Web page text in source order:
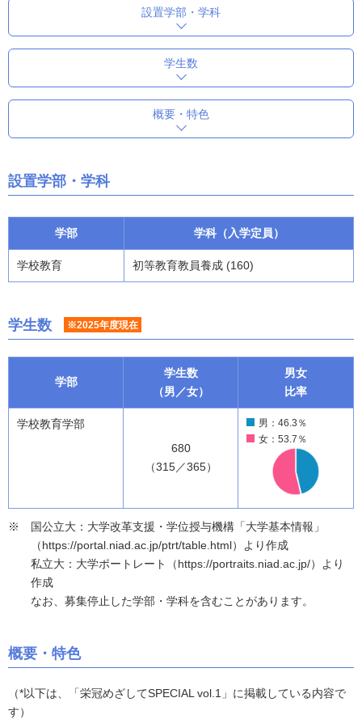
設置学部・学科
学生数
概要・特色
設置学部・学科
学部 学科（入学定員）
学校教育 初等教育教員養成 (160)
学生数 ※2025年度現在
学部
学生数
（男／女）
男女
比率
学校教育学部
680
（315／365）
男：46.3％
女：53.7％
国公立大：大学改革支援・学位授与機構「大学基本情報」
（https://portal.niad.ac.jp/ptrt/table.html）より作成
私立大：大学ポートレート（https://portraits.niad.ac.jp/）より
作成
なお、募集停止した学部・学科を含むことがあります。
概要・特色
（*以下は、「栄冠めざしてSPECIAL vol.1」に掲載している内容で
す）